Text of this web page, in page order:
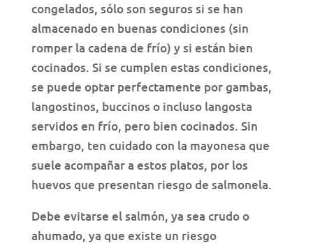
congelados, sólo son seguros si se han
almacenado en buenas condiciones (sin
romper la cadena de frío) y si están bien
cocinados. Si se cumplen estas condiciones,
se puede optar perfectamente por gambas,
langostinos, buccinos o incluso langosta
servidos en frío, pero bien cocinados. Sin
embargo, ten cuidado con la mayonesa que
suele acompañar a estos platos, por los
huevos que presentan riesgo de salmonela.
Debe evitarse el salmón, ya sea crudo o
ahumado, ya que existe un riesgo